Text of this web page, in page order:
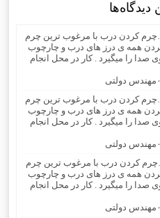
دیدگاه‌ها
کردن درب با مرغوب ترین چرم
همه ی درز های درب و چارچوب
صدا را میگیرد . کار در محل انجام
کردن درب با مرغوب ترین چرم
همه ی درز های درب و چارچوب
صدا را میگیرد . کار در محل انجام
کردن درب با مرغوب ترین چرم
همه ی درز های درب و چارچوب
صدا را میگیرد . کار در محل انجام